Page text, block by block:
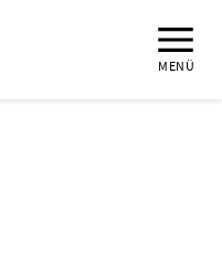
MENÜ